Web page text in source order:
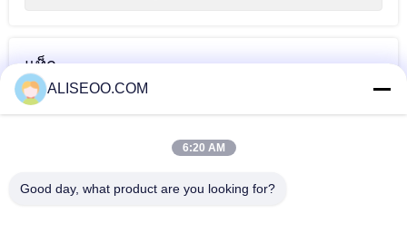
แท็ก
เลเซอร์
เครื่องกำจัดขนด้วย
เลเซอร์มืออาชีพ
ความยาวคลื่น
ALISEOO.COM
6:20 AM
Good day, what product are you looking for?